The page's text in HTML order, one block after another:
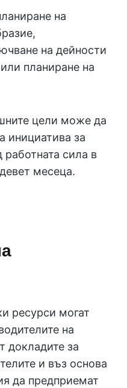
на
на дейности
планиране на
цели може да
инициатива за
работната сила в
месеца.
ресурси могат
на
докладите за
и въз основа
да предприемат